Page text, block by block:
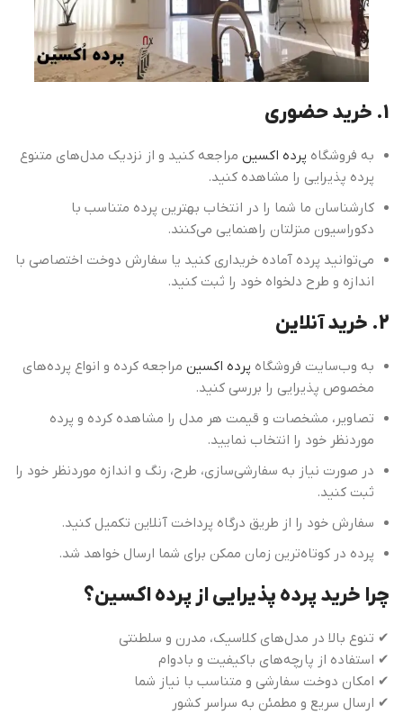
1. خرید حضوری
به فروشگاه پرده اکسین مراجعه کنید و از نزدیک مدل‌های متنوع
پرده پذیرایی را مشاهده کنید.
کارشناسان ما شما را در انتخاب بهترین پرده متناسب با
دکوراسیون منزلتان راهنمایی می‌کنند.
می‌توانید پرده آماده خریداری کنید یا سفارش دوخت اختصاصی با
اندازه و طرح دلخواه خود را ثبت کنید.
2. خرید آنلاین
به وب‌سایت فروشگاه پرده اکسین مراجعه کرده و انواع پرده‌های
مخصوص پذیرایی را بررسی کنید.
تصاویر، مشخصات و قیمت هر مدل را مشاهده کرده و پرده
موردنظر خود را انتخاب نمایید.
در صورت نیاز به سفارشی‌سازی، طرح، رنگ و اندازه موردنظر خود را
ثبت کنید.
سفارش خود را از طریق درگاه پرداخت آنلاین تکمیل کنید.
پرده در کوتاه‌ترین زمان ممکن برای شما ارسال خواهد شد.
چرا خرید پرده پذیرایی از پرده اکسین؟
✔ تنوع بالا در مدل‌های کلاسیک، مدرن و سلطنتی
✔ استفاده از پارچه‌های باکیفیت و بادوام
✔ امکان دوخت سفارشی و متناسب با نیاز شما
✔ ارسال سریع و مطمئن به سراسر کشور